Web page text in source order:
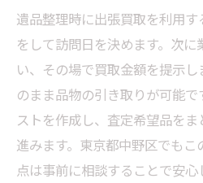
遺品整理時に出張買取を利用
をして訪問日を決めます。次
い、その場で買取金額を提示
のまま品物の引き取りが可能
ストを作成し、査定希望品を
進みます。東京都中野区でも
点は事前に相談することで安